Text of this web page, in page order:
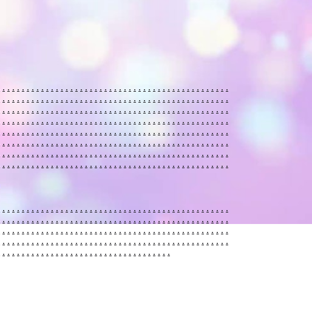
. . . . . . . . . . . . . . . . . . . . . . . . . . . . . . . . . . . . . . . . . . . . . . .
. . . . . . . . . . . . . . . . . . . . . . . . . . . . . . . . . . . . . . . . . . . . . . .
. . . . . . . . . . . . . . . . . . . . . . . . . . . . . . . . . . . . . . . . . . . . . . .
. . . . . . . . . . . . . . . . . . . . . . . . . . . . . . . . . . . . . . . . . . . . . . .
. . . . . . . . . . . . . . . . . . . . . . . . . . . . . . . . . . . . . . . . . . . . . . .
. . . . . . . . . . . . . . . . . . . . . . . . . . . . . . . . . . . . . . . . . . . . . . .
. . . . . . . . . . . . . . . . . . . . . . . . . . . . . . . . . . . . . . . . . . . . . . .
. . . . . . . . . . . . . . . . . . . . . . . . . . . . . . . . . . . . . . . . . . . . . . .
. . . . . . . . . . . . . . . . . . . . . . . . . . . . . . . . . . . . . . . . . . . . . . .
. . . . . . . . . . . . . . . . . . . . . . . . . . . . . . . . . . . . . . . . . . . . . . .
. . . . . . . . . . . . . . . . . . . . . . . . . . . . . . . . . . . . . . . . . . . . . . .
. . . . . . . . . . . . . . . . . . . . . . . . . . . . . . . . . . . . . . . . . . . . . . .
. . . . . . . . . . . . . . . . . . . . . . . . . . . . . . . . . . .